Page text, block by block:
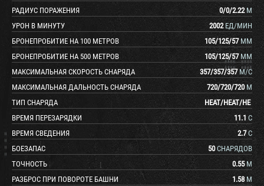
РАДИУС ПОРАЖЕНИЯ
0/0/2.22 М
УРОН В МИНУТУ
2002 ЕД/МИН
БРОНЕПРОБИТИЕ НА 100 МЕТРОВ
105/125/57 ММ
БРОНЕПРОБИТИЕ НА 500 МЕТРОВ
105/125/57 ММ
МАКСИМАЛЬНАЯ СКОРОСТЬ СНАРЯДА
357/357/357 М/С
МАКСИМАЛЬНАЯ ДАЛЬНОСТЬ СНАРЯДА
720/720/720 М
ТИП СНАРЯДА
HEAT/HEAT/HE
ВРЕМЯ ПЕРЕЗАРЯДКИ
11.1 С
ВРЕМЯ СВЕДЕНИЯ
2.7 С
БОЕЗАПАС
50 СНАРЯДОВ
ТОЧНОСТЬ
0.55 М
РАЗБРОС ПРИ ПОВОРОТЕ БАШНИ
1.58 М